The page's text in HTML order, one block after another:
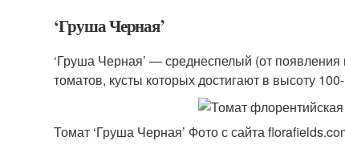
‘Груша Черная’
‘Груша Черная’ — среднеспелый (от
томатов, кусты которых достигают в высоту
Томат ‘Груша Черная’ Фото с сайта